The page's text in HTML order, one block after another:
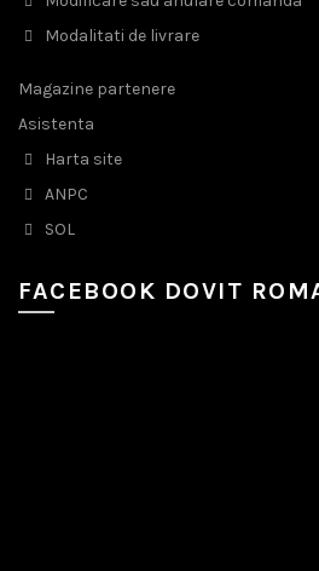
Modalitati de livrare
Magazine partenere
Asistenta
Harta site
ANPC
SOL
FACEBOOK DOVIT